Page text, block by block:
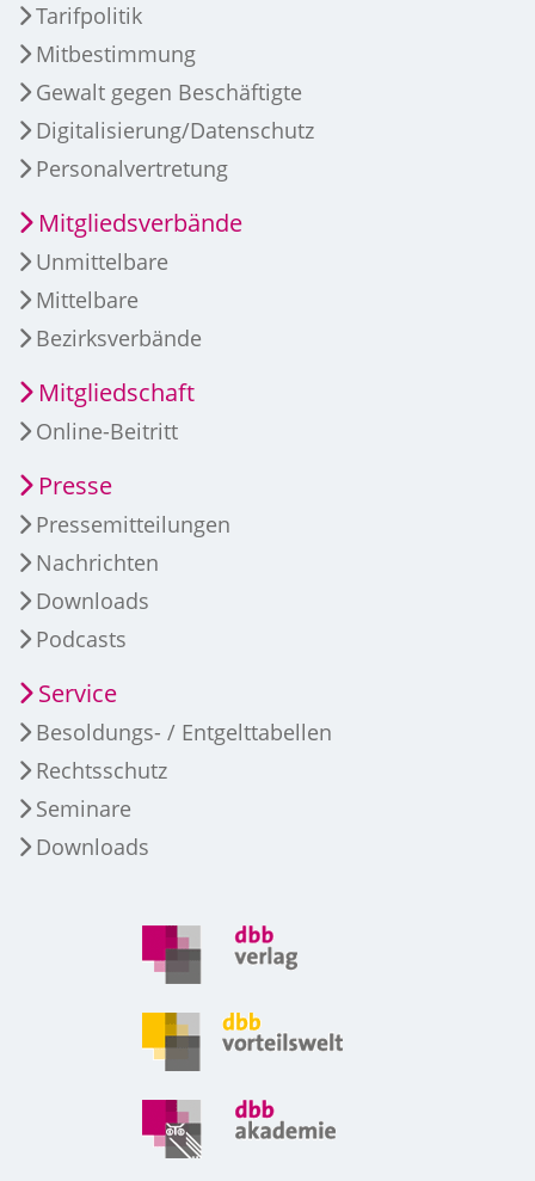
Tarifpolitik
Mitbestimmung
Gewalt gegen Beschäftigte
Digitalisierung/Datenschutz
Personalvertretung
Mitgliedsverbände
Unmittelbare
Mittelbare
Bezirksverbände
Mitgliedschaft
Online-Beitritt
Presse
Pressemitteilungen
Nachrichten
Downloads
Podcasts
Service
Besoldungs- / Entgelttabellen
Rechtsschutz
Seminare
Downloads